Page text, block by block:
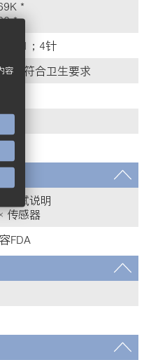
*
*
× 1；4针
2” 符合卫生要求
× 调试说明
传感器
FDA
容